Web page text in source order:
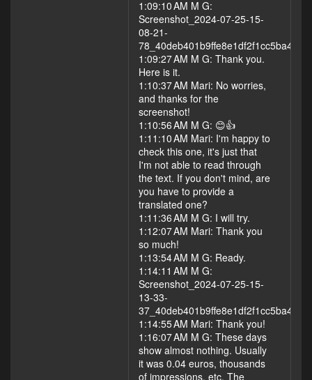
1:09:10 AM M G:
Screenshot_2024-07-25-15-
08-21-
1:09:27 AM M G: Thank you.
Here is it.
1:10:37 AM Mari: No worries,
and thanks for the
screenshot!
1:10:56 AM M G: 😊👍
1:11:10 AM Mari: I'm happy to
check this one, it's just that
I'm not able to read through
the text. If you don't mind, are
you have to provide a
translated one?
1:11:36 AM M G: I will try.
1:12:07 AM Mari: Thank you
so much!
1:13:54 AM M G: Ready.
1:14:11 AM M G:
Screenshot_2024-07-25-15-
13-33-
1:14:55 AM Mari: Thank you!
1:16:07 AM M G: These days
show almost nothing. Usually
it was 0.04 euros, thousands
of impressions, etc. The